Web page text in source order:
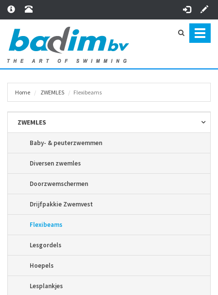
Home ZWEMLES Flexibeams
ZWEMLES
Baby- & peuterzwemmen
Diversen zwemles
Doorzwemschermen
Drijfpakkie Zwemvest
Flexibeams
Lesgordels
Hoepels
Lesplankjes